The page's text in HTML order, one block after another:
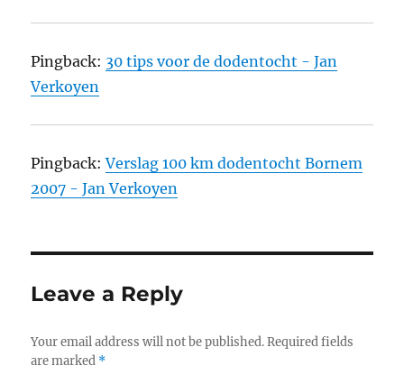
Pingback: 30 tips voor de dodentocht - Jan
Verkoyen
Pingback:Verslag 100 km dodentocht Bornem
2007 - Jan Verkoyen
Leave a Reply
Your email address will not be published. Required fields
are marked *